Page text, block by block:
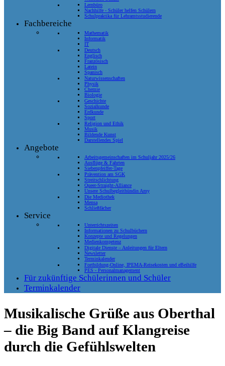
Lernbüro
Nachhilfe - Schüler helfen Schülern
Schulpraktika für Lehramtsstudierende
Fachbereiche
Mathematik
Informatik
IT
Deutsch
Englisch
Französisch
Latein
Spanisch
Naturwissenschaften
Physik
Chemie
Biologie
Geschichte
Sozialkunde
Erdkunde
Sport
Religion und Ethik
Musik
Bildende Kunst
Darstellendes Spiel
Angebote
Arbeitsgemeinschaften im Schuljahr 2025/26
Ausflüge & Fahrten
Siebenpfeiffer-Tage
Prävention am SGK
Streitschlichtung
Queer-Straight-Alliance
Unsere Schulbegleithündin Amy
Die Mediothek
Mensa
Schließfächer
Service
Unterrichtszeiten
Informationen zu Schulbüchern
Konzepte und Regelungen
Medienkompetenz
Digitale Dienste – Anleitungen für Eltern
Newsletter
Terminkalender
Fortbildung-Online, IPEMA-Reisekosten und eBeihilfe
PES - Personalmanagement
Für zukünftige Schülerinnen und Schüler
Terminkalender
Musikalische Grüße aus Oberthal
– die Big Band auf Klangreise
durch die Gefühlswelten